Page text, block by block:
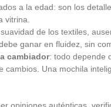
a la edad: son los
vitrina.
de los textiles,
ganar en fluidez, sin
cambiador: todo depende
cambios. Una mochila